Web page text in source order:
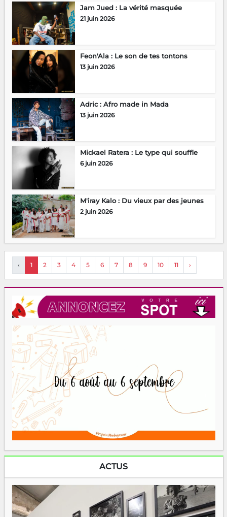
Jam Jued : La vérité masquée
21 juin 2026
Feon'Ala : Le son de tes tontons
13 juin 2026
Adric : Afro made in Mada
13 juin 2026
Mickael Ratera : Le type qui souffle
6 juin 2026
M'iray Kalo : Du vieux par des jeunes
2 juin 2026
‹ 1 2 3 4 5 6 7 8 9 10 11 ›
ACTUS